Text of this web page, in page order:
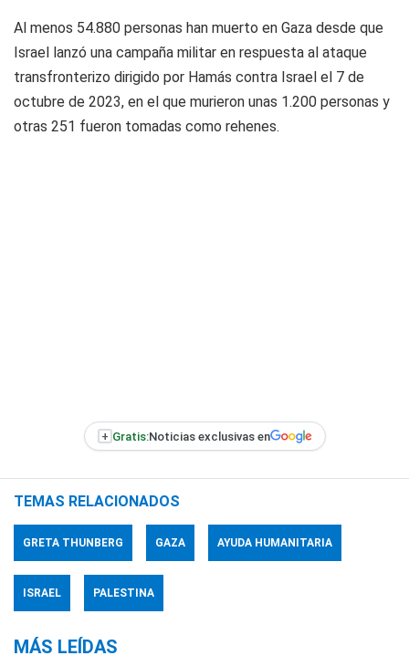
Al menos 54.880 personas han muerto en Gaza desde que
Israel lanzó una campaña militar en respuesta al ataque
transfronterizo dirigido por Hamás contra Israel el 7 de
octubre de 2023, en el que murieron unas 1.200 personas y
otras 251 fueron tomadas como rehenes.
+ Gratis:Noticias exclusivas en
TEMAS RELACIONADOS
GRETA THUNBERG GAZA AYUDA HUMANITARIA
ISRAEL PALESTINA
MÁS LEÍDAS